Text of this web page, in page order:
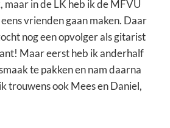
in de LK heb ik de MFVU
vrienden gaan maken. Daar
nog een opvolger als gitarist
Maar eerst heb ik anderhalf
te pakken en nam daarna
trouwens ook Mees en Daniel,